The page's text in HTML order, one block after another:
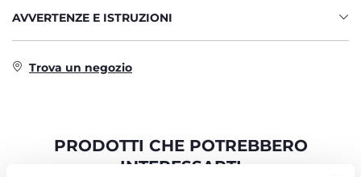
AVVERTENZE E ISTRUZIONI
Trova un negozio
PRODOTTI CHE POTREBBERO
INTERESSARTI